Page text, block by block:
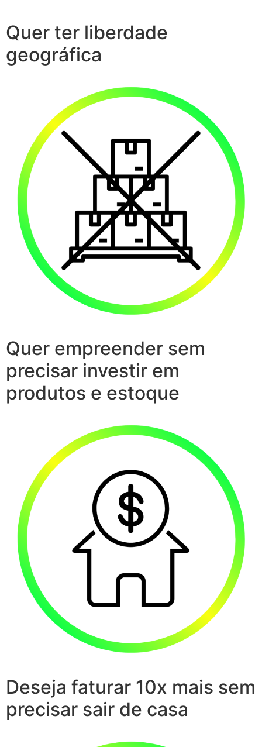
Quer ter liberdade
geográfica
Quer empreender sem
precisar investir em
produtos e estoque
Deseja faturar 10x mais sem
precisar sair de casa